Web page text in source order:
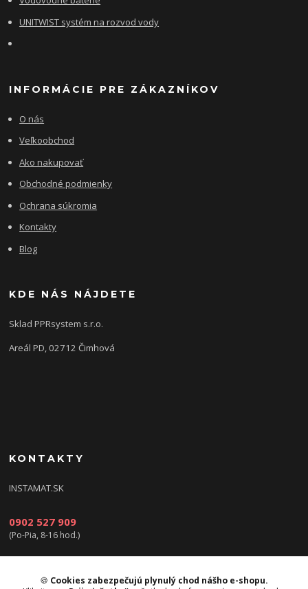
UNITWIST systém na rozvod vody
INFORMÁCIE PRE ZÁKAZNÍKOV
O nás
Veľkoobchod
Ako nakupovať
Obchodné podmienky
Ochrana súkromia
Kontakty
Blog
KDE NÁS NÁJDETE
Sklad PPRsystem s.r.o.
Areál PD, 02712 Čimhová
KONTAKTY
INSTAMAT.SK
0902 527 909
(Po-Pia, 8-16 hod.)
info@instamat.sk
🍪 Cookies zabezpečujú plynulý chod nášho e-shopu.